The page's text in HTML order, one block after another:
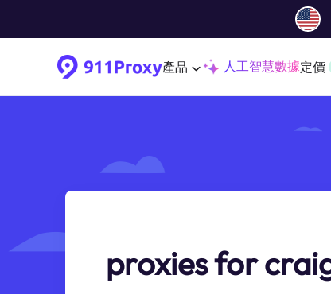
產品 人工智慧數據定價
proxies for